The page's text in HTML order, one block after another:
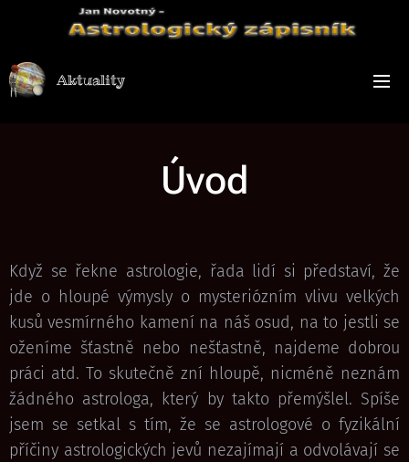
Aktuality
Úvod
Když se řekne astrologie, řada lidí si představí, že
jde o hloupé výmysly o mysteriózním vlivu velkých
kusů vesmírného kamení na náš osud, na to jestli se
oženíme šťastně nebo nešťastně, najdeme dobrou
práci atd. To skutečně zní hloupě, nicméně neznám
žádného astrologa, který by takto přemýšlel. Spíše
jsem se setkal s tím, že se astrologové o fyzikální
příčiny astrologických jevů nezajímají a odvolávají se